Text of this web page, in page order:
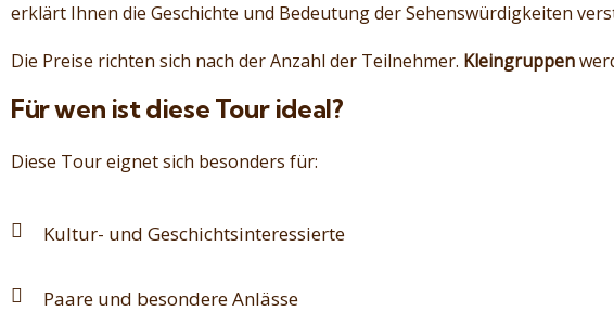
erklärt Ihnen die Geschichte und Bedeutung der Sehenswürdigkeiten
Die Preise richten sich nach der Anzahl der Teilnehmer. Kleingruppen
Für wen ist diese Tour ideal?
Diese Tour eignet sich besonders für:
Kultur- und Geschichtsinteressierte
Paare und besondere Anlässe